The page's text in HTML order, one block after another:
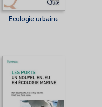
Ecologie urbaine